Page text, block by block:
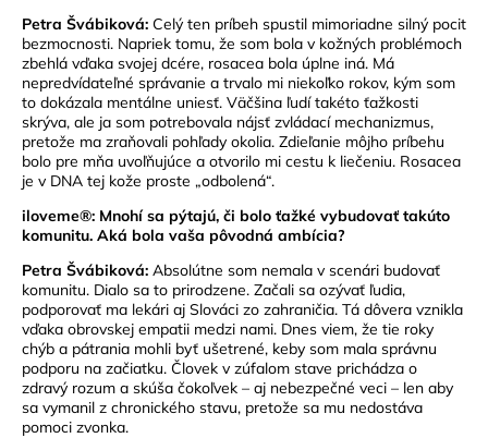
Petra Švábiková: Celý ten príbeh spustil mimoriadne silný pocit
bezmocnosti. Napriek tomu, že som bola v kožných problémoch
zbehlá vďaka svojej dcére, rosacea bola úplne iná. Má
nepredvídateľné správanie a trvalo mi niekoľko rokov, kým som
to dokázala mentálne uniesť. Väčšina ľudí takéto ťažkosti
skrýva, ale ja som potrebovala nájsť zvládací mechanizmus,
pretože ma zraňovali pohľady okolia. Zdieľanie môjho príbehu
bolo pre mňa uvoľňujúce a otvorilo mi cestu k liečeniu. Rosacea
je v DNA tej kože proste „odbolená“.
iloveme®: Mnohí sa pýtajú, či bolo ťažké vybudovať takúto
komunitu. Aká bola vaša pôvodná ambícia?
Petra Švábiková: Absolútne som nemala v scenári budovať
komunitu. Dialo sa to prirodzene. Začali sa ozývať ľudia,
podporovať ma lekári aj Slováci zo zahraničia. Tá dôvera vznikla
vďaka obrovskej empatii medzi nami. Dnes viem, že tie roky
chýb a pátrania mohli byť ušetrené, keby som mala správnu
podporu na začiatku. Človek v zúfalom stave prichádza o
zdravý rozum a skúša čokoľvek – aj nebezpečné veci – len aby
sa vymanil z chronického stavu, pretože sa mu nedostáva
pomoci zvonka.